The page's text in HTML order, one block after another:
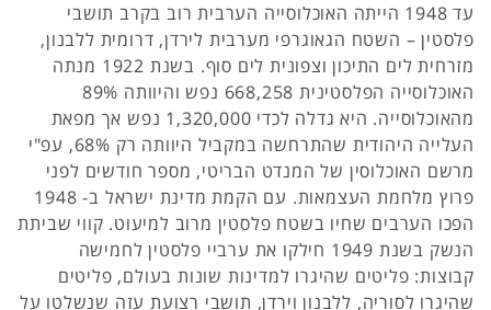
עד 1948 הייתה האוכלוסייה הערבית רוב בקרב תושבי
פלסטין – השטח הגאוגרפי מערבית לירדן, דרומית ללבנון,
מזרחית לים התיכון וצפונית לים סוף. בשנת 1922 מנתה
האוכלוסייה הפלסטינית 668,258 נפש והיוותה 89%
מהאוכלוסייה. היא גדלה לכדי 1,320,000 נפש אך מפאת
העלייה היהודית שהתרחשה במקביל היוותה רק 68%, עפ"י
מרשם האוכלוסין של המנדט הבריטי, מספר חודשים לפני
פרוץ מלחמת העצמאות. עם הקמת מדינת ישראל ב- 1948
הפכו הערבים שחיו בשטח פלסטין מרוב למיעוט. קווי שביתת
הנשק בשנת 1949 חילקו את ערביי פלסטין לחמישה
קבוצות: פליטים שהיגרו למדינות שונות בעולם, פליטים
שהיגרו לסוריה, ללבנון וירדן, תושבי רצועת עזה שנשלטו על